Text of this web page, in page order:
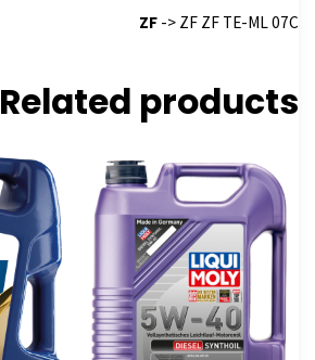
ZF-> ZF ZF TE-ML 07C
Related products